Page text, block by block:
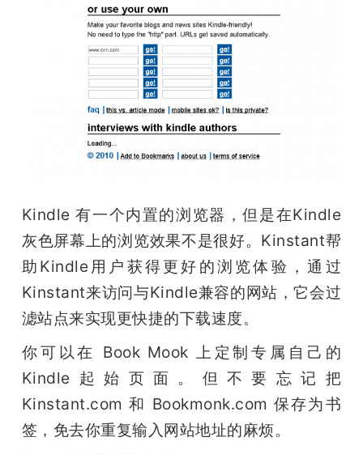
Kindle 有一个内置的浏览器，但是在Kindle
灰色屏幕上的浏览效果不是很好。Kinstant帮
助Kindle用户获得更好的浏览体验，通过
Kinstant来访问与Kindle兼容的网站，它会过
滤站点来实现更快捷的下载速度。
你可以在 Book Mook 上定制专属自己的
Kindle起始页面。但不要忘记把
Kinstant.com 和 Bookmonk.com 保存为书
签，免去你重复输入网站地址的麻烦。